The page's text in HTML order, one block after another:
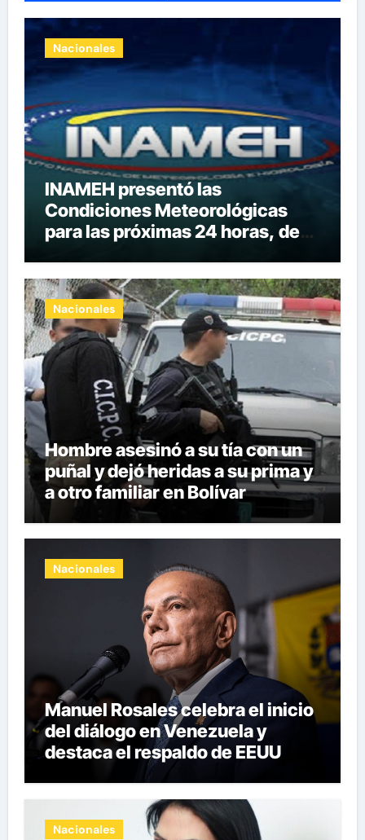
Nacionales
INAMEH presentó las
Condiciones Meteorológicas
para las próximas 24 horas, de
Nacionales
Hombre asesinó a su tía con un
puñal y dejó heridas a su prima y
a otro familiar en Bolívar
Nacionales
Manuel Rosales celebra el inicio
del diálogo en Venezuela y
destaca el respaldo de EEUU
Nacionales